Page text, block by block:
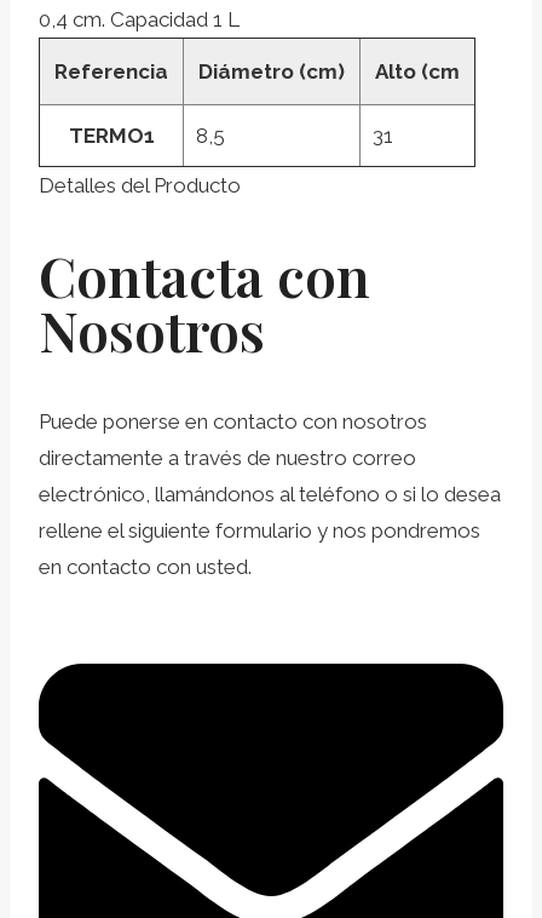
0,4 cm. Capacidad 1 L
Referencia Diámetro (cm) Alto (cm
TERMO1 8,5 31
Detalles del Producto
Contacta con
Nosotros
Puede ponerse en contacto con nosotros
directamente a través de nuestro correo
electrónico, llamándonos al teléfono o si lo desea
rellene el siguiente formulario y nos pondremos
en contacto con usted.